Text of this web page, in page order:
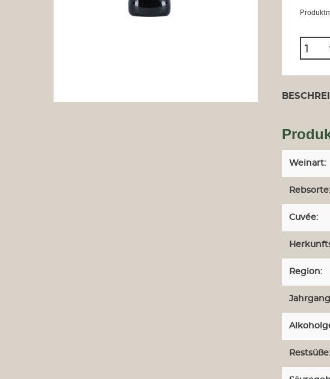
Weinart:
Rebsorte:
Cuvée:
Region:
Restsüße: